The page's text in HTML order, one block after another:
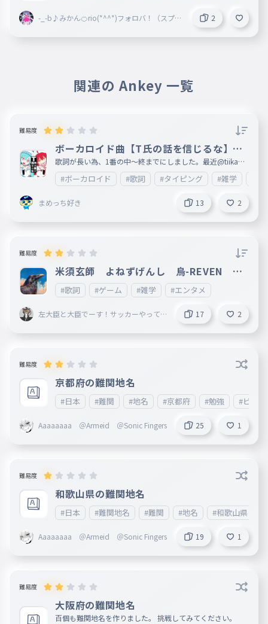
-_-b♪みかん🍊rio(*^^*)フォロバ！（スプラ
2
関連の Ankey 一覧
難易度
ボーカロイド曲【T氏の話を信じるな】歌
詞1番(中〜終)
歌詞が長い為、1番の中〜終までにしました。最近@tiikawa
_loveが歌うようになってきたので、 あとカラオケ🎤もこれ
歌ったことあるのでこれにしました。歌詞が長いので、文字
が間違えてしまっているところが複数あると思います。ご了
承ください。 何ありましたら、情報が入り次第ここに載せ
ますので、ご了承ください。次回は2番目以降を制作します
。すごいと思ったら❤をお願いします。皆様の御感想等楽し
みに待っております。 妹垢:http://ankey.io/@tiikawa_love
#ボーカロイド #歌詞 #タイピング #雑学
まめっち好き 13 2
難易度
米須玄師 よねずげんし 烏-REVEN １
番だけ
#歌詞 #ゲーム #雑学 #エンタメ
左大臣と大臣でーす！サッカーやって
17 2
難易度
京都府の難関地名
#日本 #難関 #地名 #京都府 #勉強 #ビジ
Aaaaaaaa ＠Armeid ＠Sonic Fingers 25 1
難易度
和歌山県の難関地名
#日本 #難関地名 #難関 #地名 #和歌山県
Aaaaaaaa ＠Armeid ＠Sonic Fingers 19 1
難易度
大阪府の難関地名
百個も難関地名を作りました。 挑戦してみてください。